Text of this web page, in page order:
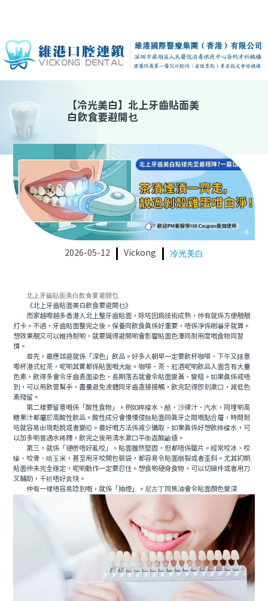
【冷光美白】 北上牙齒貼面美
白飲食要避開乜
2026-05-12 Vickong 冷光美白
北上牙齒貼面美白飲食要避開乜
《北上牙齒貼面美白飲食要避開乜》
而家越嚟越多香港人北上整牙齒貼面，除咗因為技術成熟，仲有就係方便靚靚
打卡。不過，牙齒貼面整完之後，保養同飲食真係好重要，唔係淨係刷嚇牙就算。
想效果靚又可以維持耐啲，就要識得避開啲會影響貼面色澤同耐用度嘅食物同習
慣。
首先，最應該避就係「深色」飲品。好多人朝早一定要飲杯咖啡、下午又鍾意
嚟杯港式紅茶，呢啲其實都係貼面嘅大敵。咖啡、茶、紅酒呢啲飲品入面含有大量
色素，飲得多會令牙齒表面染色，長期落去就會令貼面變黃、變暗。如果真係戒唔
到，可以用飲管幫手，盡量避免液體同牙齒直接接觸，飲完記得即刻漱口，減低色
素殘留。
第二樣要留意嘅係「酸性食物」。例如檸檬水、醋、沙律汁、汽水，同埋啲高
糖果汁都屬於高酸性飲品。酸性成分會慢慢侵蝕貼面同真牙之間嘅黏合層，時間耐
咗就容易出現鬆脫或者變啞。最好嘅方法係減少攝取，如果真係好想飲檸檬水，可
以加多啲普通水稀釋，飲完之後用清水漱口平衡返酸鹼值。
第三，就係「硬嘢唔好亂咬」。貼面雖然堅固，但都唔係鐵片。經常咬冰、咬
蠔、咬骨、啃玉米，甚至用牙咬開包裝袋，都容易令貼面崩裂或者歪斜。尤其初期
貼面仲未完全穩定，呢啲動作一定要忍住。想食啲硬身食物，可以切細件或者用刀
叉輔助，千祈唔好貪快。
仲有一樣唔容易諗到嘅，就係「抽煙」。尼古丁同焦油會令貼面顏色變深